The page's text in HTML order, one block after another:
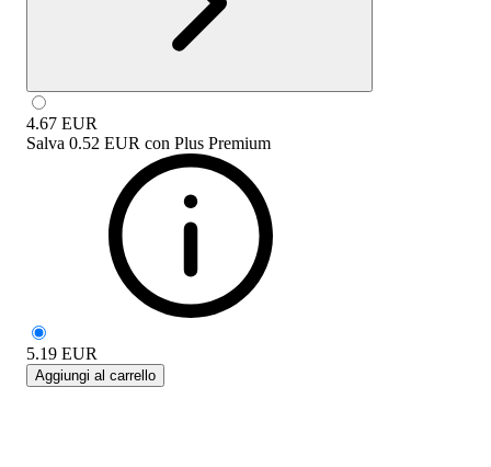
4.67 EUR
Salva 0.52 EUR con Plus Premium
5.19 EUR
Aggiungi al carrello